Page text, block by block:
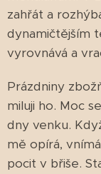
zahřát a
dynamičtějším
vyrovnává a
Prázdniny
miluji ho. Moc
dny venku.
mě opírá,
pocit v břiše.